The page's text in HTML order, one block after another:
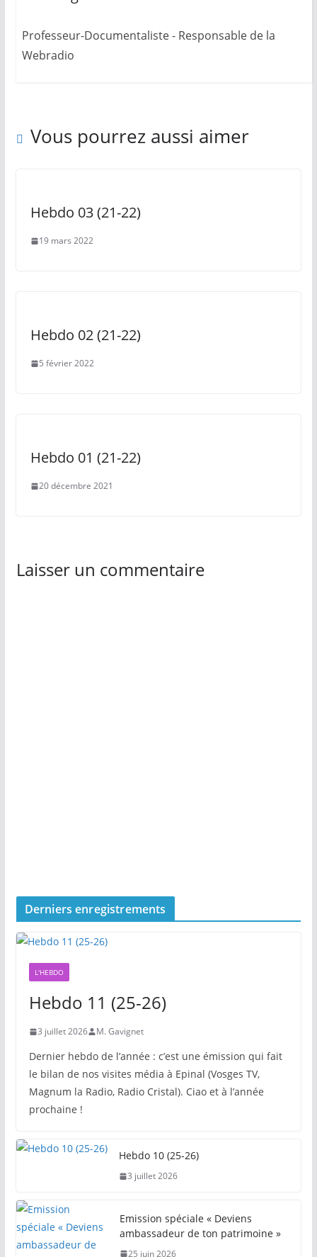
Professeur-Documentaliste - Responsable de la
Webradio
Vous pourrez aussi aimer
Hebdo 03 (21-22)
19 mars 2022
Hebdo 02 (21-22)
5 février 2022
Hebdo 01 (21-22)
20 décembre 2021
Laisser un commentaire
Derniers enregistrements
L'HEBDO
Hebdo 11 (25-26)
3 juillet 2026 M. Gavignet
Dernier hebdo de l’année : c’est une émission qui fait
le bilan de nos visites média à Epinal (Vosges TV,
Magnum la Radio, Radio Cristal). Ciao et à l’année
prochaine !
Hebdo 10 (25-26)
3 juillet 2026
Emission spéciale « Deviens
ambassadeur de ton patrimoine »
25 juin 2026